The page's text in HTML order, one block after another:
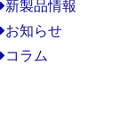
新製品情報
お知らせ
コラム